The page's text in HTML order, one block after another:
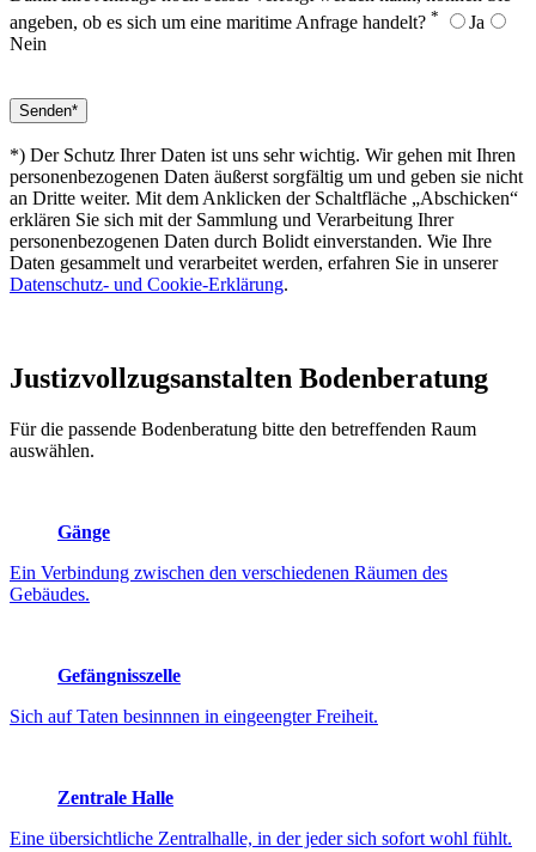
angeben, ob es sich um eine maritime Anfrage handelt? *
Ja
Nein
*) Der Schutz Ihrer Daten ist uns sehr wichtig. Wir gehen mit Ihren
personenbezogenen Daten äußerst sorgfältig um und geben sie nicht
an Dritte weiter. Mit dem Anklicken der Schaltfläche „Abschicken“
erklären Sie sich mit der Sammlung und Verarbeitung Ihrer
personenbezogenen Daten durch Bolidt einverstanden. Wie Ihre
Daten gesammelt und verarbeitet werden, erfahren Sie in unserer
Datenschutz- und Cookie-Erklärung.
Justizvollzugsanstalten Bodenberatung
Für die passende Bodenberatung bitte den betreffenden Raum
auswählen.
Gänge
Ein Verbindung zwischen den verschiedenen Räumen des
Gebäudes.
Gefängnisszelle
Sich auf Taten besinnnen in eingeengter Freiheit.
Zentrale Halle
Eine übersichtliche Zentralhalle, in der jeder sich sofort wohl fühlt.